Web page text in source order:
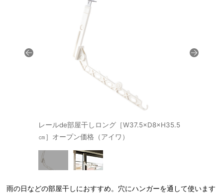
レールde部屋干しロング［W37.5×D8×H35.5
㎝］オープン価格（アイワ）
雨の日などの部屋干しにおすすめ。穴にハンガーを通して使います